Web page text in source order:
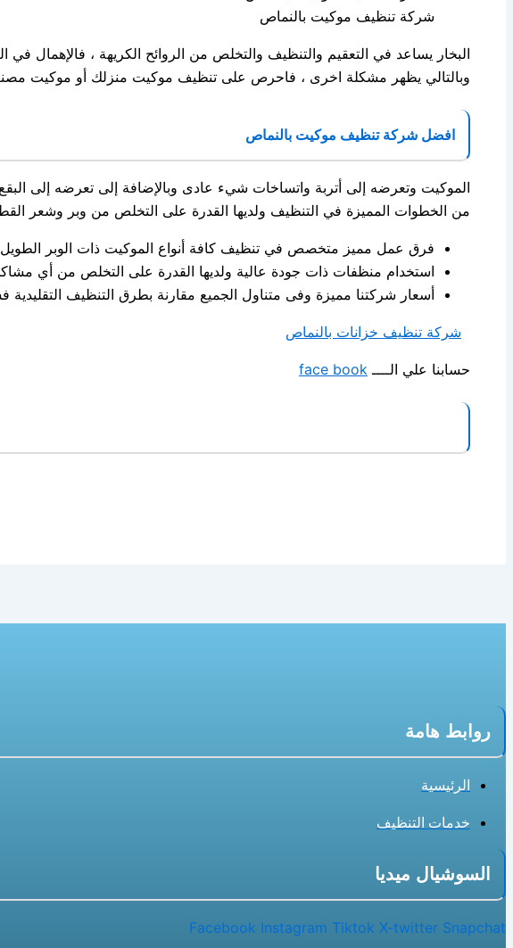
شركة تنظيف موكيت بالنماص
البخار يساعد في التعقيم والتنظيف والتخلص من الروائح الكريهة ، فالإهمال
وبالتالي يظهر مشكلة اخرى ، فاحرص على تنظيف موكيت منزلك أو موكيت
افضل شركة تنظيف موكيت بالنماص
الموكيت وتعرضه إلى أتربة واتساخات شيء عادى وبالإضافة إلى تعرضه إلى
من الخطوات المميزة في التنظيف ولديها القدرة على التخلص من وبر وشعر
فرق عمل مميز متخصص في تنظيف كافة أنواع الموكيت ذات الوبر
استخدام منظفات ذات جودة عالية ولديها القدرة على التخلص من أي
أسعار شركتنا مميزة وفى متناول الجميع مقارنة بطرق التنظيف
شركة تنظيف خزانات بالنماص
حسابنا علي الــــ face book
روابط هامة
الرئيسية
خدمات التنظيف
السوشيال ميديا
Facebook Instagram Tiktok X-twitter Snapchat